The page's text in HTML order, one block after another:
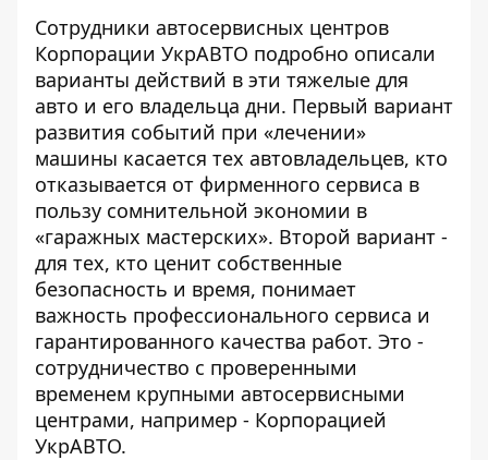
Сотрудники автосервисных центров
Корпорации УкрАВТО подробно описали
варианты действий в эти тяжелые для
авто и его владельца дни. Первый вариант
развития событий при «лечении»
машины касается тех автовладельцев, кто
отказывается от фирменного сервиса в
пользу сомнительной экономии в
«гаражных мастерских». Второй вариант -
для тех, кто ценит собственные
безопасность и время, понимает
важность профессионального сервиса и
гарантированного качества работ. Это -
сотрудничество с проверенными
временем крупными автосервисными
центрами, например - Корпорацией
УкрАВТО.